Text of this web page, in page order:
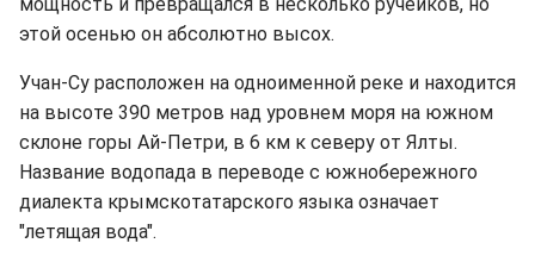
этой осенью он абсолютно высох.
Учан-Су расположен на одноименной реке и находится
на высоте 390 метров над уровнем моря на южном
склоне горы Ай-Петри, в 6 км к северу от Ялты.
Название водопада в переводе с южнобережного
диалекта крымскотатарского языка означает
"летящая вода".